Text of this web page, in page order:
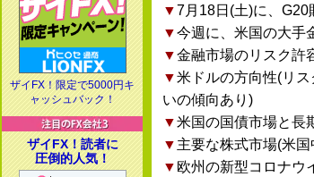
▼7月18日(土)に、
▼今週に、米国の大手
▼金融市場のリスク許
▼米ドルの方向性(リ
いの傾向あり)
▼米国の国債市場と長
▼ 主要な株式市場(米国
▼ 欧州の新型コロナウ
ザイFX！限定で5000円キ
ャッシュバック！
ザイFX！読者に
圧倒的人気！